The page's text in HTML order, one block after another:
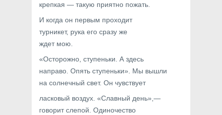
крепкая — такую приятно пожать.
И когда он первым проходит
турникет, рука его сразу же
ждет мою.
«Осторожно, ступеньки. А здесь
направо. Опять ступеньки». Мы вышли
на солнечный свет. Он чувствует
ласковый воздух. «Славный день»,—
говорит слепой. Одиночество